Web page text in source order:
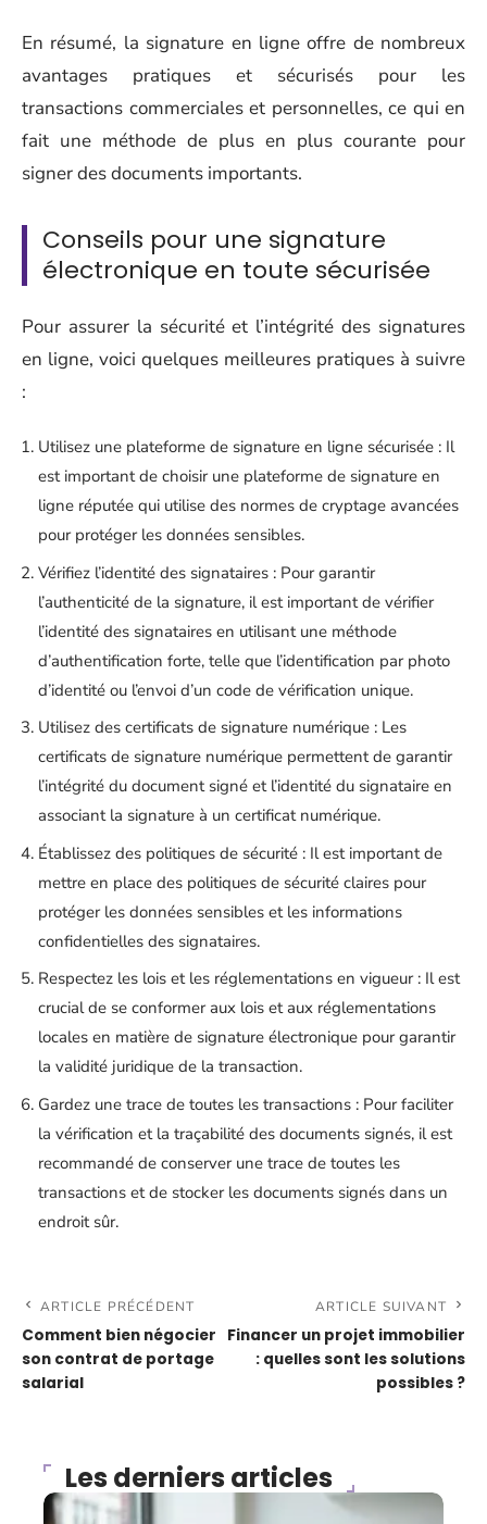
En résumé, la signature en ligne offre de nombreux
avantages pratiques et sécurisés pour les
transactions commerciales et personnelles, ce qui en
fait une méthode de plus en plus courante pour
signer des documents importants.
Conseils pour une signature
électronique en toute sécurisée
Pour assurer la sécurité et l’intégrité des signatures
en ligne, voici quelques meilleures pratiques à suivre
:
Utilisez une plateforme de signature en ligne sécurisée : Il
est important de choisir une plateforme de signature en
ligne réputée qui utilise des normes de cryptage avancées
pour protéger les données sensibles.
Vérifiez l’identité des signataires : Pour garantir
l’authenticité de la signature, il est important de vérifier
l’identité des signataires en utilisant une méthode
d’authentification forte, telle que l’identification par photo
d’identité ou l’envoi d’un code de vérification unique.
Utilisez des certificats de signature numérique : Les
certificats de signature numérique permettent de garantir
l’intégrité du document signé et l’identité du signataire en
associant la signature à un certificat numérique.
Établissez des politiques de sécurité : Il est important de
mettre en place des politiques de sécurité claires pour
protéger les données sensibles et les informations
confidentielles des signataires.
Respectez les lois et les réglementations en vigueur : Il est
crucial de se conformer aux lois et aux réglementations
locales en matière de signature électronique pour garantir
la validité juridique de la transaction.
Gardez une trace de toutes les transactions : Pour faciliter
la vérification et la traçabilité des documents signés, il est
recommandé de conserver une trace de toutes les
transactions et de stocker les documents signés dans un
endroit sûr.
ARTICLE PRÉCÉDENT
Comment bien négocier
son contrat de portage
salarial
ARTICLE SUIVANT
Financer un projet immobilier
: quelles sont les solutions
possibles ?
Les derniers articles